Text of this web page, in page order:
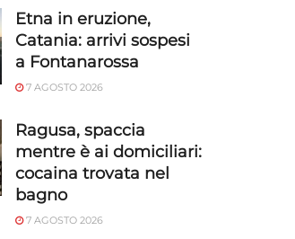
Etna in eruzione,
Catania: arrivi sospesi
a Fontanarossa
7 AGOSTO 2026
Ragusa, spaccia
mentre è ai domiciliari:
cocaina trovata nel
bagno
7 AGOSTO 2026